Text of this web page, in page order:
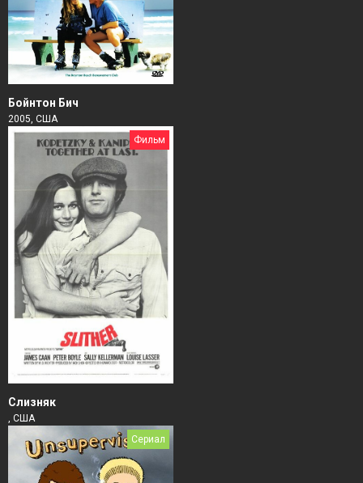
Бойнтон Бич
2005, США
Фильм
Слизняк
, США
Сериал